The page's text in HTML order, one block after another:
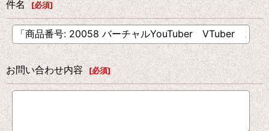
件名 [必須]
お問い合わせ内容 [必須]